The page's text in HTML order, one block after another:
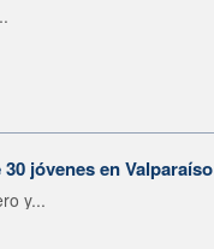
jóvenes en Valparaíso
y...